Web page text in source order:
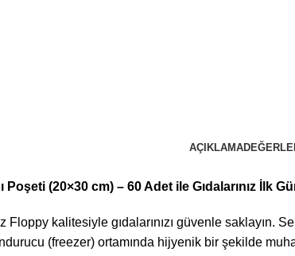
AÇIKLAMA
(20×30 cm) – 60 Adet ile Gıdalarınız İlk
Floppy kalitesiyle gıdalarınızı güvenle
(freezer) ortamında hijyenik bir şekilde